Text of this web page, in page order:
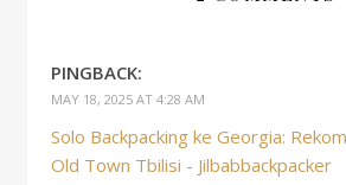
PINGBACK:
MAY 18, 2025 AT 4:28 AM
Solo Backpacking ke Georgia:
Old Town Tbilisi - Jilbabbackpacker